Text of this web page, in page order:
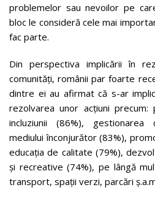
problemelor sau nevoilor pe
bloc le consideră cele mai
fac parte.
Din perspectiva implicării în
comunități, românii par foarte
dintre ei au afirmat că s-ar
rezolvarea unor acțiuni
incluziunii (86%),
mediului înconjurător (83%),
educația de calitate (79%),
și recreative (74%), pe lângă
transport, spații verzi, parcări